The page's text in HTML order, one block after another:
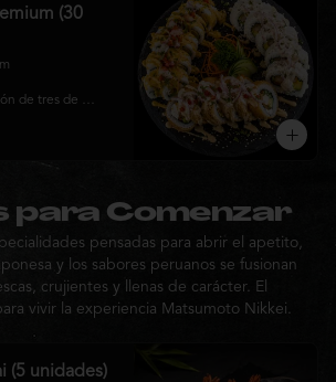
entre 3 y 4
(30
de tres de
frescos y
y descubrir la
Nikkei en cada
para Comenzar
pensadas para abrir el apetito,
y los sabores peruanos se fusionan
crujientes y llenas de carácter. El
vivir la experiencia Matsumoto Nikkei.
(5 unidades)